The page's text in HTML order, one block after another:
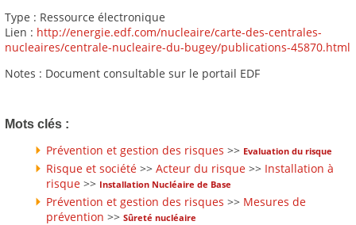
Type : Ressource électronique
Lien : http://energie.edf.com/nucleaire/carte-des-centrales-
nucleaires/centrale-nucleaire-du-bugey/publications-45870.html
Notes : Document consultable sur le portail EDF
Mots clés :
Prévention et gestion des risques >> Evaluation du risque
Risque et société >> Acteur du risque >> Installation à
risque >> Installation Nucléaire de Base
Prévention et gestion des risques >> Mesures de
prévention >> Sûreté nucléaire